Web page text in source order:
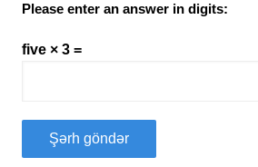
Please enter an answer in digits:
five × 3 =